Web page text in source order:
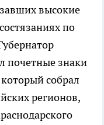
высокие
по
почетные знаки
собрал
регионов,